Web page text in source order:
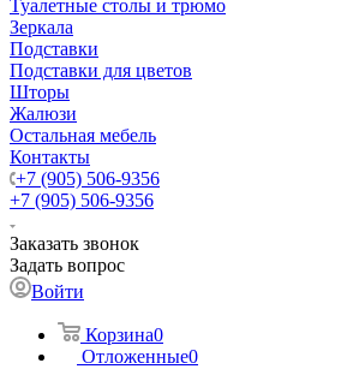
Туалетные столы и трюмо
Зеркала
Подставки
Подставки для цветов
Шторы
Жалюзи
Остальная мебель
Контакты
+7 (905) 506-9356
+7 (905) 506-9356
Заказать звонок
Задать вопрос
Войти
Корзина0
Отложенные0